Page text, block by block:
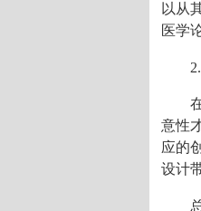
以从
医学
意性
应的
设计